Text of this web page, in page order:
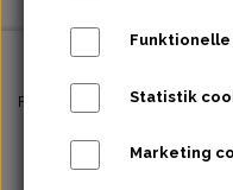
Forside Træningsudstyr &
Statistik
Marketing